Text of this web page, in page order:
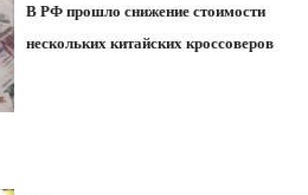
В РФ прошло снижение стоимости
нескольких китайских кроссоверов